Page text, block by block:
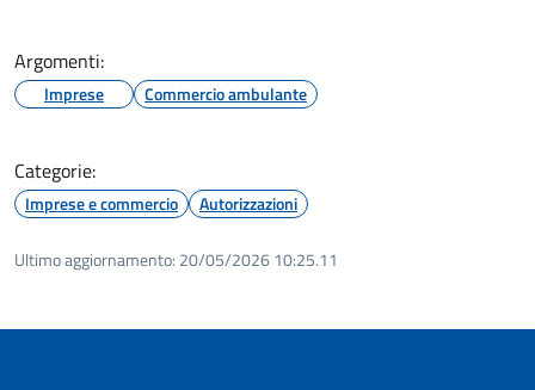
Argomenti:
Imprese Commercio ambulante
Categorie:
Imprese e commercio Autorizzazioni
Ultimo aggiornamento: 20/05/2026 10:25.11